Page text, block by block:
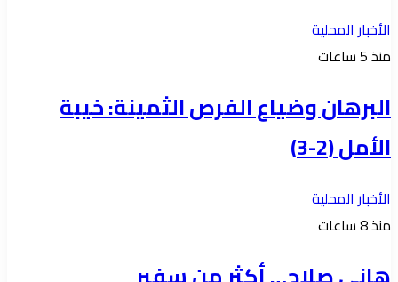
الأخبار المحلية
منذ 5 ساعات
البرهان وضياع الفرص الثمينة: خيبة
الأمل (2-3)
الأخبار المحلية
منذ 8 ساعات